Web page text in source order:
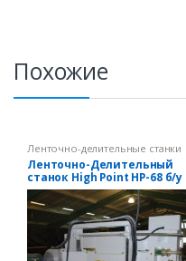
Похожие
Ленточно-делительные станки
Ленточно-Делительный
станок High Point HP-68 б/у